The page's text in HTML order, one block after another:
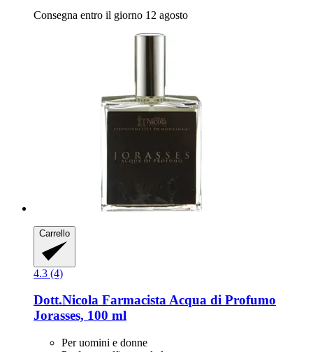
Consegna entro il giorno 12 agosto
Carrello
4.3 (4)
Dott.Nicola FarmacistaAcqua di Profumo
Jorasses, 100 ml
Per uomini e donne